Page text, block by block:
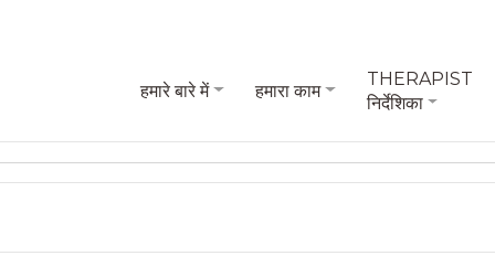
हमारे बारे में हमारा काम
THERAPIST
निर्देशिका